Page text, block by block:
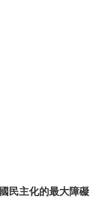
民主化的最大障礙